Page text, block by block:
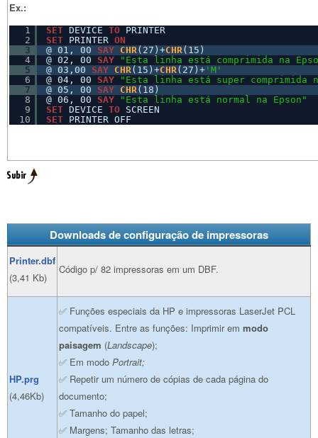
Ex.:
1
2
3
4
5
6
7
8
9
10
SET DEVICE TO PRINTER
SET PRINTER ON
@ 01, 00 SAY CHR (27)+CHR (15)
@ 02, 00 SAY
"Esta linha está comprimida na
@ 03,00 SAY CHR (15)+CHR (27)+ 'M'
@ 04, 00 SAY
"Esta linha está super comprimida
@ 05, 00 SAY CHR (18)
@ 06, 00 SAY
"Esta linha está normal na Epson"
SET DEVICE TO SCREEN
SET PRINTER OFF
Downloadsde configuração de impressoras
Printer.dbf
(3,41 Kb)
Código p/ 82 impressoras em um DBF.
HP.prg
(4,46Kb)
✅ Funções especiais da HP e impressoras LaserJet PCL
compatíveis. Entre as funções: Imprimir em modo
paisagem (Landscape);
✅ Em modo Portrait;
✅ Repetir um número de cópias de cada página do
documento;
✅ Tamanho do papel;
✅ Margens; Tamanho das letras;